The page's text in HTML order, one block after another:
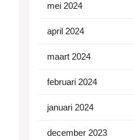
mei 2024
april 2024
maart 2024
februari 2024
januari 2024
december 2023